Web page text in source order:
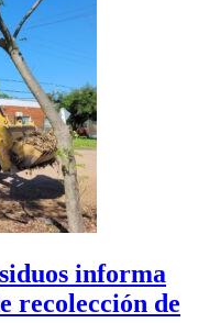
informa
recolección de